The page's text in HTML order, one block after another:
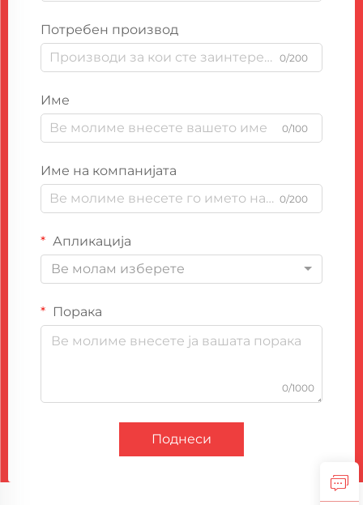
Потребен производ
0/200
Име
0/100
Име на компанијата
0/200
Апликација
Ве молам изберете
Порака
0/1000
Поднеси